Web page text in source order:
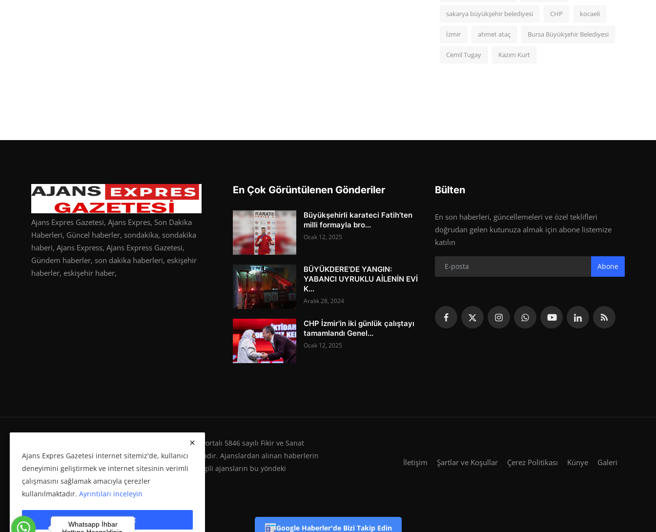
sakarya büyükşehir belediyesi CHP kocaeli
İzmir ahmet ataç Bursa Büyükşehir Belediyesi
Cemil Tugay Kazım Kurt
Ajans Expres Gazetesi, Ajans Expres, Son Dakika
Haberleri, Güncel haberler, sondakika, sondakika
haberi, Ajans Express, Ajans Express Gazetesi,
Gündem haberler, son dakika haberleri, eskişehir
haberler, eskişehir haber,
En Çok Görüntülenen Gönderiler
Büyükşehirli karateci Fatih’ten
milli formayla bro...
Ocak 12, 2025
BÜYÜKDERE'DE YANGIN:
YABANCI UYRUKLU AİLENİN EVİ
K...
Aralık 28, 2024
CHP İzmir'in iki günlük çalıştayı
tamamlandı Genel...
Ocak 12, 2025
Bülten
En son haberleri, güncellemeleri ve özel teklifleri
doğrudan gelen kutunuza almak için abone listemize
katılın
Abone
Ajans Expres Gazetesi Copyright © Her Hakkı Haber Portalı 5846 sayılı Fikir ve Sanat
Eserleri Kanunu'na %100 uygun olarak yayınlanmaktadır. Ajanslardan alınan haberlerin
yeniden yayımı ve herhangi bir ortamda basılması, ilgili ajansların bu yöndeki
politikasına bağlı olarak önceden yazılı izin gerektirir.
İletişim Şartlar ve Koşullar Çerez Politikası Künye Galeri
Ajans Expres Gazetesi internet sitemiz'de, kullanıcı
deneyimini geliştirmek ve internet sitesinin verimli
çalışmasını sağlamak amacıyla çerezler
kullanılmaktadır. Ayrıntıları inceleyin
Çerezleri kabul et
Google Haberler'de Bizi Takip Edin
Whatsapp İhbar